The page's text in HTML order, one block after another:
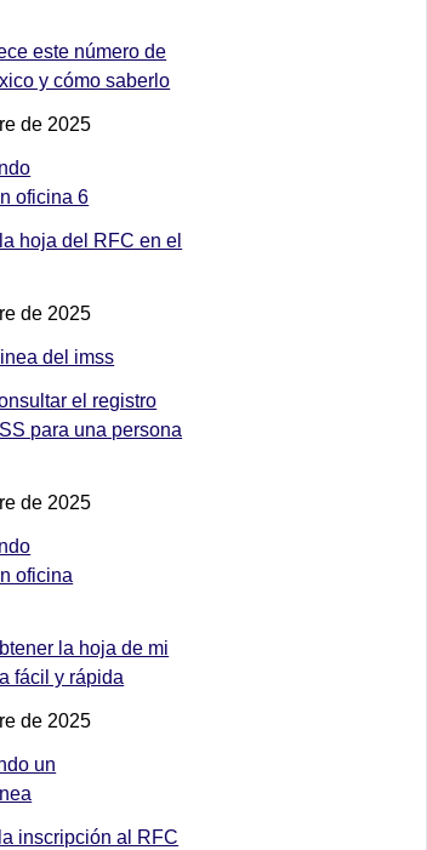
este número de
y cómo saberlo
de 2025
hoja del RFC en el
de 2025
el registro
para una persona
de 2025
la hoja de mi
fácil y rápida
de 2025
inscripción al RFC